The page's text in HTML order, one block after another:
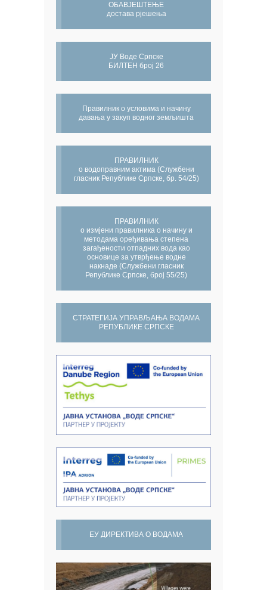
ОБАВЈЕШТЕЊЕ
достава рјешења
ЈУ Воде Српске
БИЛТЕН број 26
Правилник о условима и начину
давања у закуп водног земљишта
ПРАВИЛНИК
о водоправним актима (Службени
гласник Републике Српске, бр. 54/25)
ПРАВИЛНИК
о измјени правилника о начину и
методама оређивања степена
загађености отпадних вода као
основице за утврђење водне
накнаде (Службени гласник
Републике Српске, број 55/25)
СТРАТЕГИЈА УПРАВЉАЊА ВОДАМА
РЕПУБЛИКЕ СРПСКЕ
ЕУ ДИРЕКТИВА О ВОДАМА